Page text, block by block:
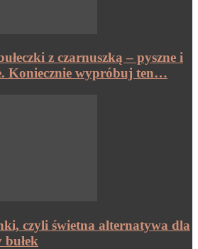
z czarnuszką – pyszne i
Koniecznie wypróbuj ten…
czyli świetna alternatywa dla
bułek